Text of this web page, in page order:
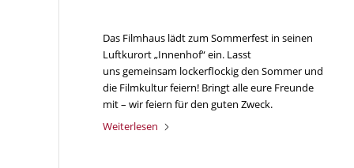
Das Filmhaus lädt zum Sommerfest in seinen
Luftkurort „Innenhof“ ein. Lasst
uns gemeinsam lockerflockig den Sommer und
die Filmkultur feiern! Bringt alle eure Freunde
mit – wir feiern für den guten Zweck.
Weiterlesen